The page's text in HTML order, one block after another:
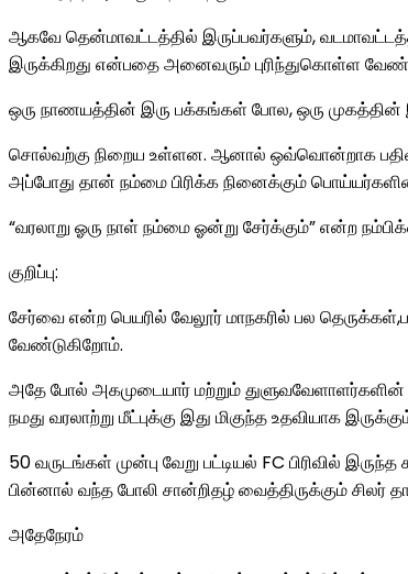
ஆகவே தென்மாவட்டத்தில் இருப்பவர்களும்,
இருக்கிறது என்பதை அனைவரும் புரிந்துகொள்ள
ஒரு நாணயத்தின் இரு பக்கங்கள் போல, ஒரு
சொல்வற்கு நிறைய உள்ளன. ஆனால் ஒவ்வொன்றாக பதிவு
அப்போது தான் நம்மை பிரிக்க நினைக்கும்
“வரலாறு ஓரு நாள் நம்மை ஓன்று சேர்க்கும்” என்ற
குறிப்பு:
சேர்வை என்ற பெயரில் வேலூர் மாநகரில் பல
வேண்டுகிறோம்.
அதே போல் அகமுடையார் மற்றும்
நமது வரலாற்று மீட்புக்கு இது மிகுந்த உதவியாக
50 வருடங்கள் முன்பு வேறு பட்டியல் FC பிரிவில்
பின்னால் வந்த போலி சான்றிதழ் வைத்திருக்கும் சிலர்
அதேநேரம்